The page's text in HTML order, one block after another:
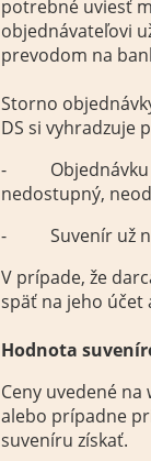
potrebné uviesť
objednávateľovi
prevodom na
Storno
DS si vyhradzuje
- Objednávku
nedostupný,
- Suvenír už
V prípade, že
späť na jeho účet
Hodnota
Ceny uvedené
alebo prípadne
suveníru získať.